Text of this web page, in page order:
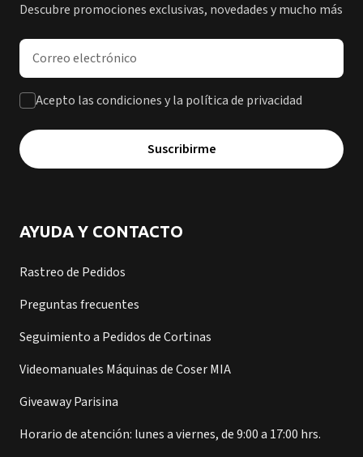
Descubre promociones exclusivas, novedades y mucho más
Dirección de correo electrónico
Acepto las condiciones y la política de privacidad
Suscribirme
AYUDA Y CONTACTO
Rastreo de Pedidos
Preguntas frecuentes
Seguimiento a Pedidos de Cortinas
Videomanuales Máquinas de Coser MIA
Giveaway Parisina
Horario de atención: lunes a viernes, de 9:00 a 17:00 hrs.